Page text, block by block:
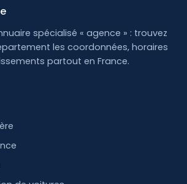
spécialisé « agence » : trouvez
les coordonnées, horaires
partout en France.